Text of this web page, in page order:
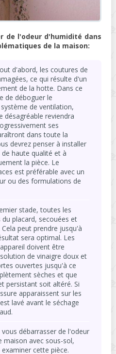
de l'odeur d'humidité dans
de la maison:
d'abord, les coutures de
ce qui résulte d'un
de la hotte. Dans ce
de déboguer le
de ventilation,
désagréable reviendra
ses
dans toute la
devrez penser à installer
haute qualité et à
la pièce. Le
est préférable avec un
ou des formulations de
stade, toutes les
placard, secouées et
peut prendre jusqu'à
sera optimal. Les
doivent être
de vinaigre doux et
ouvertes jusqu'à ce
sèches et que
persistant soit altéré. Si
apparaissent sur les
lavé avant le séchage
vous débarrasser de l'odeur
maison avec sous-sol,
cette pièce.